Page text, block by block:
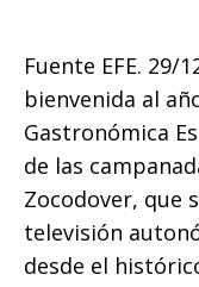
Fuente EFE. 29/
bienvenida al
Gastronómica
de las
Zocodover, que
televisión
desde el